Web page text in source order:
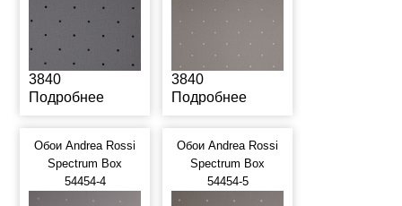
3840
Подробнее
3840
Подробнее
Обои Andrea Rossi
Spectrum Box
54454-4
Обои Andrea Rossi
Spectrum Box
54454-5